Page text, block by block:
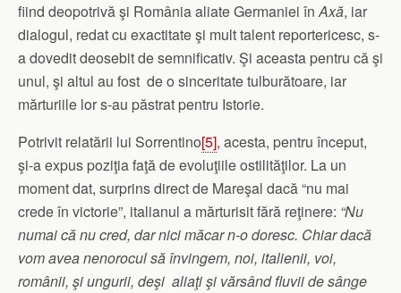
fiind deopotrivă şi România aliate Germaniei înAxă, iar
dialogul, redat cu exactitate şi mult talent reportericesc, s-
a dovedit deosebit de semnificativ. Şi aceasta pentru că şi
unul, şi altul au fost de o sinceritate tulburătoare, iar
mărturiile lor s-au păstrat pentru Istorie.
Potrivit relatării lui Sorrentino[5], acesta, pentru început,
şi-a expus poziţia faţă de evoluţiile ostilităţilor. La un
moment dat, surprins direct de Mareşal dacă “nu mai
crede în victorie”, italianul a mărturisit fără reţinere: “Nu
numai că nu cred, dar nici măcar n-o doresc. Chiar dacă
vom avea nenorocul să învingem, noi, italienii, voi,
românii, şi ungurii, deşi aliaţi şi vărsând fluvii de sânge